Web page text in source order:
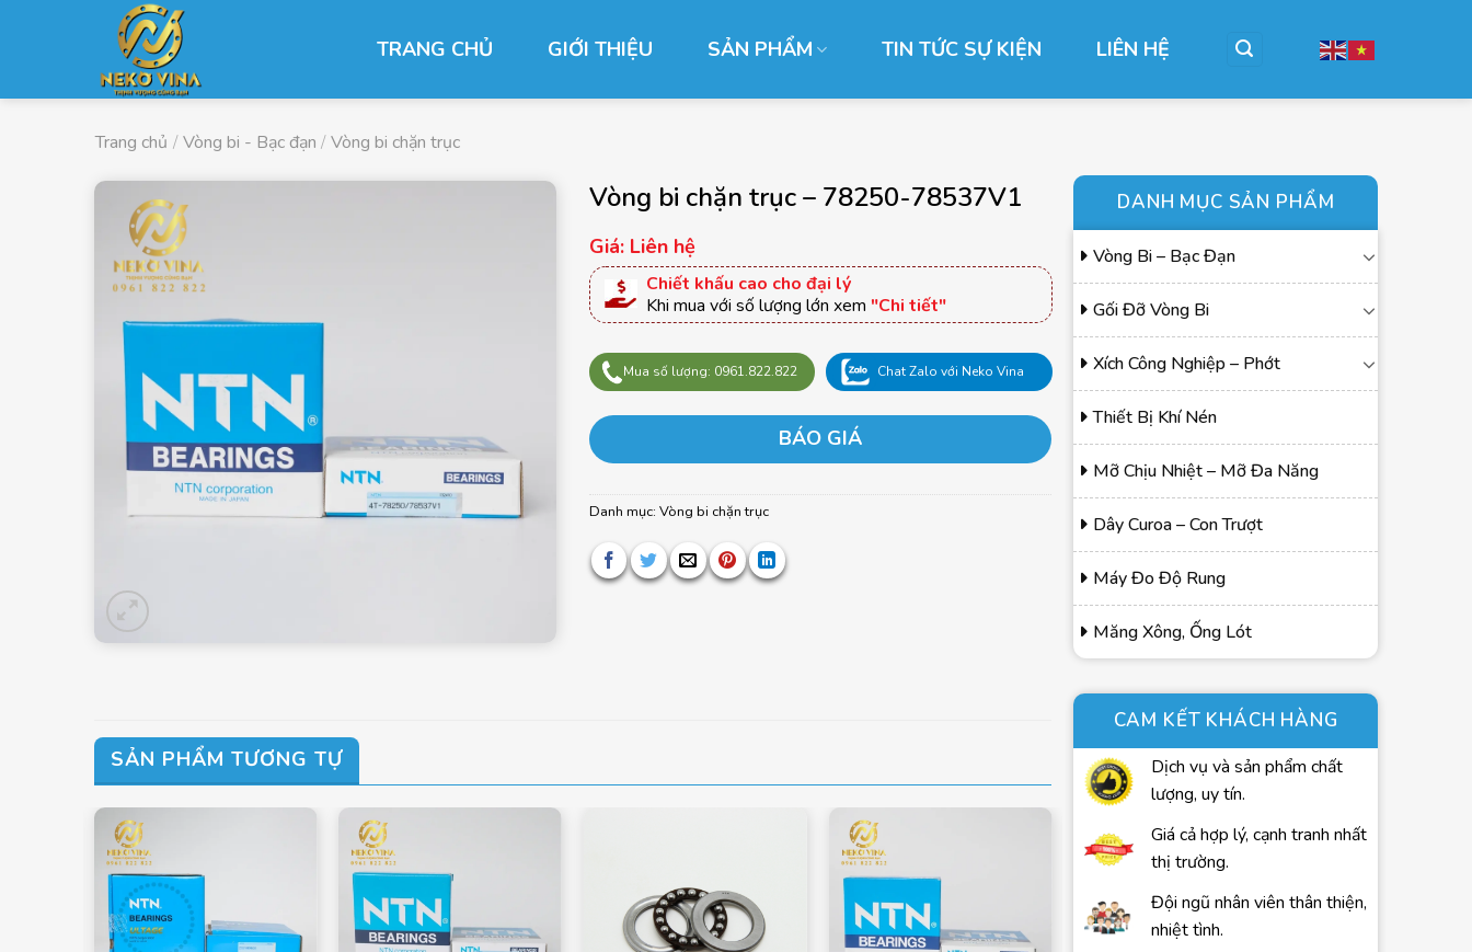
dung
TRANG CHỦ GIỚI THIỆU SẢN PHẨM TIN TỨC SỰ KIỆN LIÊN HỆ
Trang chủ / Vòng bi - Bạc đạn / Vòng bi chặn trục
DANH MỤC SẢN PHẨM
Vòng Bi – Bạc Đạn
Gối Đỡ Vòng Bi
Xích Công Nghiệp – Phớt
Thiết Bị Khí Nén
Mỡ Chịu Nhiệt – Mỡ Đa Năng
Dây Curoa – Con Trượt
Máy Đo Độ Rung
Măng Xông, Ống Lót
CAM KẾT KHÁCH HÀNG
Dịch vụ và sản phẩm chất
lượng, uy tín.
Giá cả hợp lý, cạnh tranh nhất
thị trường.
Đội ngũ nhân viên thân thiện,
nhiệt tình.
Vòng bi chặn trục – 78250-78537V1
Giá: Liên hệ
Chiết khấu cao cho đại lý
Khi mua với số lượng lớn xem "Chi tiết"
Mua số lượng: 0961.822.822 Chat Zalo với Neko Vina
BÁO GIÁ
Danh mục: Vòng bi chặn trục
SẢN PHẨM TƯƠNG TỰ